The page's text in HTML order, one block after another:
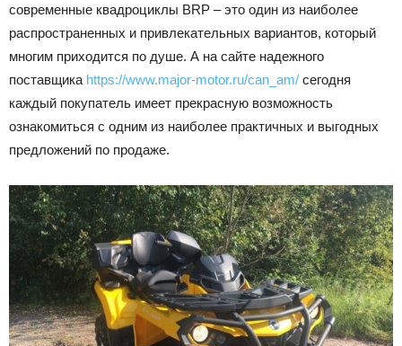
современные квадроциклы BRP – это один из наиболее
распространенных и привлекательных вариантов, который
многим приходится по душе. А на сайте надежного
поставщика https://www.major-motor.ru/can_am/ сегодня
каждый покупатель имеет прекрасную возможность
ознакомиться с одним из наиболее практичных и выгодных
предложений по продаже.